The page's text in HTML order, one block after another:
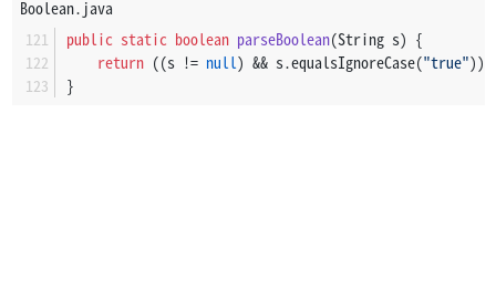
Boolean.java
public static boolean parseBoolean(String s) {
return ((s != null) && s.equalsIgnoreCase("true"));
}